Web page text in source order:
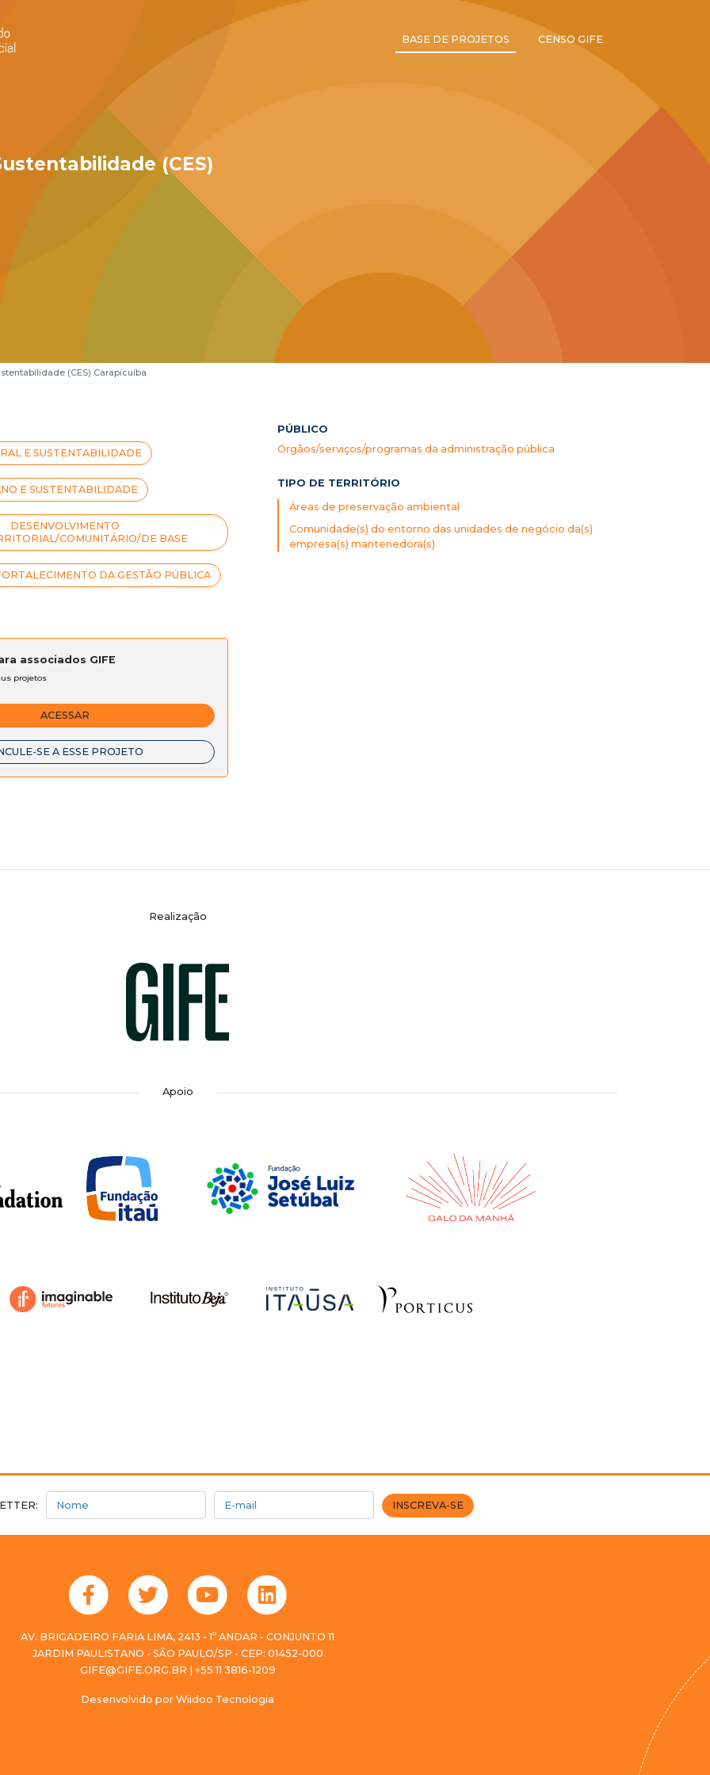
BASE DE PROJETOS CENSO GIFE
(CES)
(CES) Carapicuíba
E SUSTENTABILIDADE
E SUSTENTABILIDADE
DESENVOLVIMENTO
COMUNITÁRIO/DE BASE
DA GESTÃO PÚBLICA
associados GIFE
projetos
ACESSAR
SE A ESSE PROJETO
PÚBLICO
Órgãos/serviços/programas da administração pública
TIPO DE TERRITÓRIO
Áreas de preservação ambiental
Comunidade(s) do entorno das unidades de negócio da(s)
empresa(s) mantenedora(s)
Realização
Apoio
Nome E-mail INSCREVA-SE
AV. BRIGADEIRO FARIA LIMA, 2413 - 1º ANDAR - CONJUNTO 11
JARDIM PAULISTANO - SÃO PAULO/SP - CEP: 01452-000
GIFE@GIFE.ORG.BR | +55 11 3816-1209
Desenvolvido por Wiidoo Tecnologia